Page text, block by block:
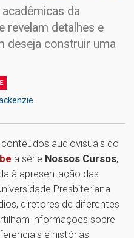
da
revelam detalhes e
deseja construir uma
audiovisuais do
a série Nossos Cursos,
à apresentação das
Presbiteriana
diretores de diferentes
informações sobre
e histórias